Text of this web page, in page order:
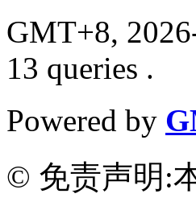
GMT+8,
13 queries .
Powered by
© 免责声明: